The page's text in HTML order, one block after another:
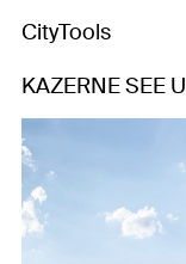
CityTools
KAZERNE SEE U